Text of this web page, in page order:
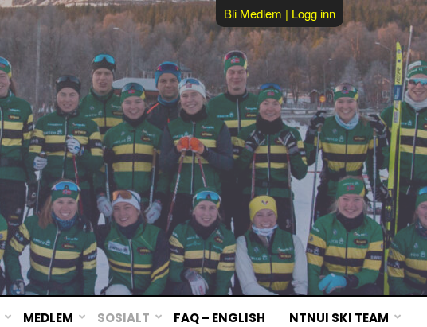
Bli Medlem | Logg inn
MEDLEM SOSIALT FAQ – ENGLISH NTNUI SKI TEAM